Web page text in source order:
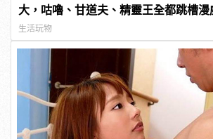
大，咕嚕、甘道夫、精靈王全都跳槽漫
生活玩物